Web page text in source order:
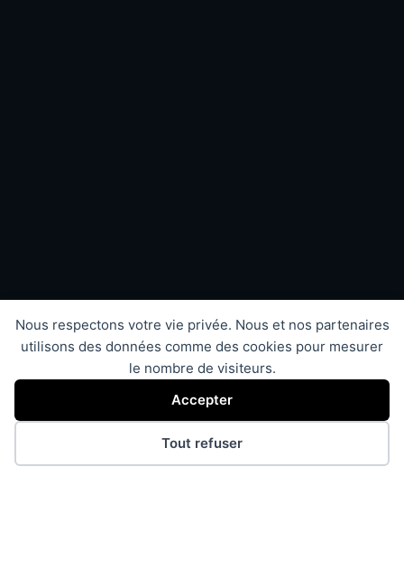
Nous respectons votre vie privée. Nous et nos partenaires
utilisons des données comme des cookies pour mesurer
le nombre de visiteurs.
Accepter
Tout refuser